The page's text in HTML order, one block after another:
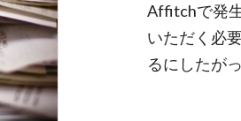
Affitchで発
いただく必
るにしたが